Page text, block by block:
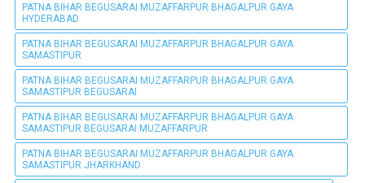
PATNA BIHAR BEGUSARAI MUZAFFARPUR BHAGALPUR GAYA
HYDERABAD
PATNA BIHAR BEGUSARAI MUZAFFARPUR BHAGALPUR GAYA
SAMASTIPUR
PATNA BIHAR BEGUSARAI MUZAFFARPUR BHAGALPUR GAYA
SAMASTIPUR BEGUSARAI
PATNA BIHAR BEGUSARAI MUZAFFARPUR BHAGALPUR GAYA
SAMASTIPUR BEGUSARAI MUZAFFARPUR
PATNA BIHAR BEGUSARAI MUZAFFARPUR BHAGALPUR GAYA
SAMASTIPUR JHARKHAND